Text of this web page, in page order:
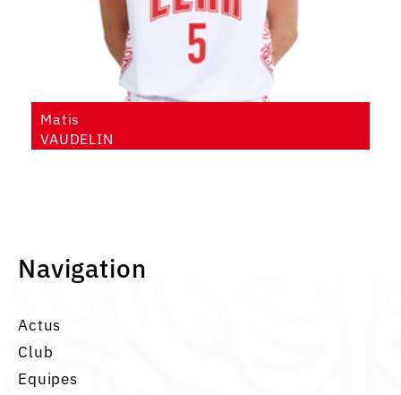
Matis
VAUDELIN
Navigation
Actus
Club
Equipes